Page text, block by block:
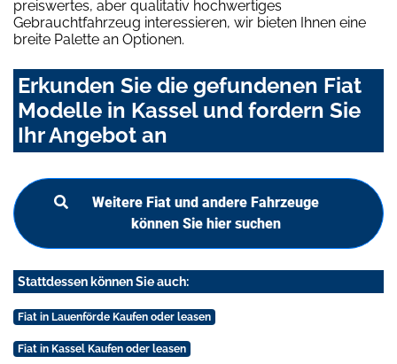
preiswertes, aber qualitativ hochwertiges
Gebrauchtfahrzeug interessieren, wir bieten Ihnen eine
breite Palette an Optionen.
Erkunden Sie die gefundenen Fiat
Modelle in Kassel und fordern Sie
Ihr Angebot an
Weitere Fiat und andere Fahrzeuge
können Sie hier suchen
Stattdessen können Sie auch:
Fiat in Lauenförde Kaufen oder leasen
Fiat in Kassel Kaufen oder leasen